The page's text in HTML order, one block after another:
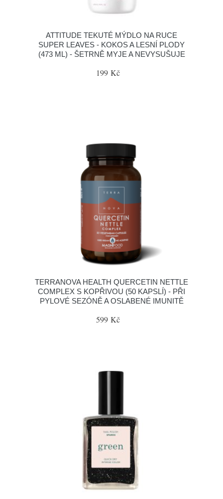
ATTITUDE TEKUTÉ MÝDLO NA RUCE
SUPER LEAVES - KOKOS A LESNÍ PLODY
(473 ML) - ŠETRNĚ MYJE A NEVYSUŠUJE
199 Kč
TERRANOVA HEALTH QUERCETIN NETTLE
COMPLEX S KOPŘIVOU (50 KAPSLÍ) - PŘI
PYLOVÉ SEZÓNĚ A OSLABENÉ IMUNITĚ
599 Kč